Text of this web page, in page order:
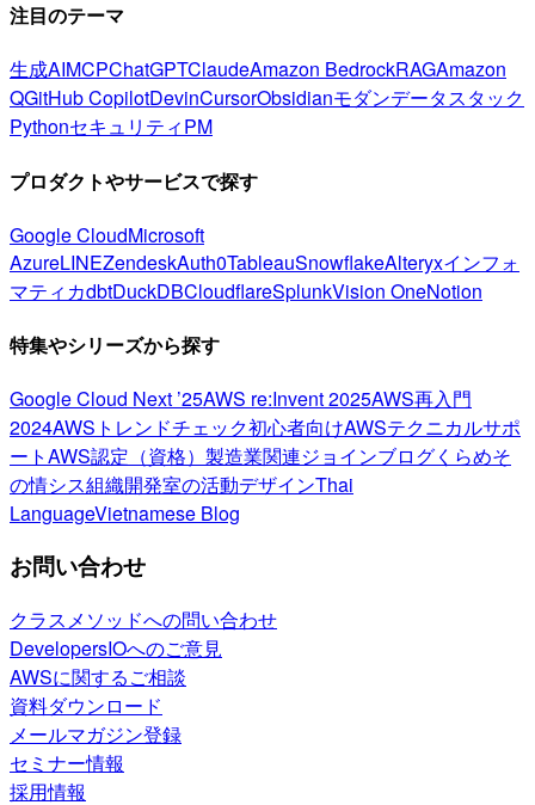
注目のテーマ
生成AIMCPChatGPTClaudeAmazon BedrockRAGAmazon
QGitHub CopilotDevinCursorObsidianモダンデータスタック
PythonセキュリティPM
プロダクトやサービスで探す
Google CloudMicrosoft
AzureLINEZendeskAuth0TableauSnowflakeAlteryxインフォ
マティカdbtDuckDBCloudflareSplunkVision OneNotion
特集やシリーズから探す
Google Cloud Next ’25AWS re:Invent 2025AWS再入門
2024AWSトレンドチェック初心者向けAWSテクニカルサポ
ートAWS認定（資格） 製造業関連ジョインブログくらめそ
の情シス組織開発室の活動デザインThai
LanguageVietnamese Blog
お問い合わせ
クラスメソッドへの問い合わせ
DevelopersIOへのご意見
AWSに関するご相談
資料ダウンロード
メールマガジン登録
セミナー情報
採用情報